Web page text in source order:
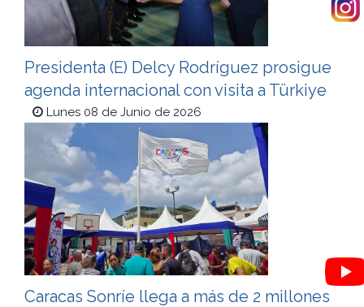
Presidenta (E) Delcy Rodríguez prosigue
agenda internacional con visita a Türkiye
Lunes 08 de Junio de 2026
Caracas Sonríe llega a más de 2 millones